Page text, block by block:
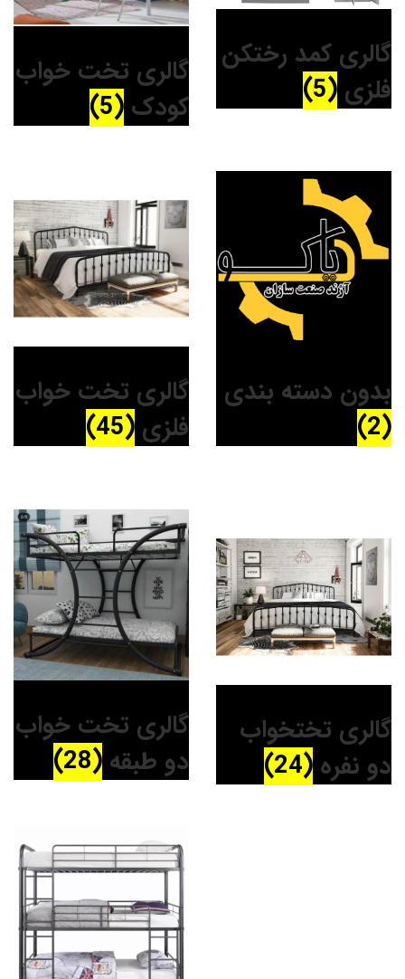
گالری کمد رختکن
فلزی (5)
گالری تخت خواب
کودک (5)
بدون دسته بندی
(2)
گالری تخت خواب
فلزی (45)
گالری تختخواب
دو نفره (24)
گالری تخت خواب
دو طبقه (28)